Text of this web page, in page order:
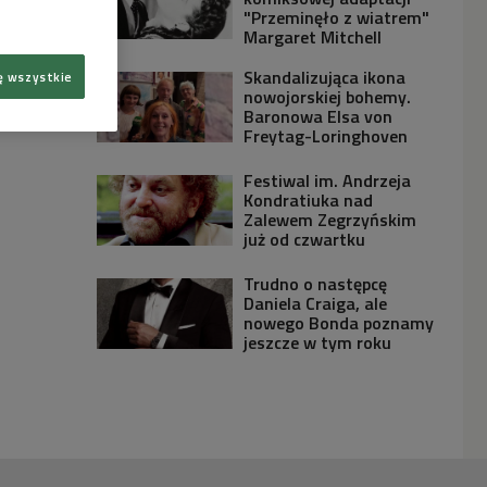
"Przeminęło z wiatrem"
Margaret Mitchell
Skandalizująca ikona
nowojorskiej bohemy.
Baronowa Elsa von
Freytag-Loringhoven
Festiwal im. Andrzeja
Kondratiuka nad
Zalewem Zegrzyńskim
już od czwartku
Trudno o następcę
Daniela Craiga, ale
nowego Bonda poznamy
jeszcze w tym roku
wszystkie